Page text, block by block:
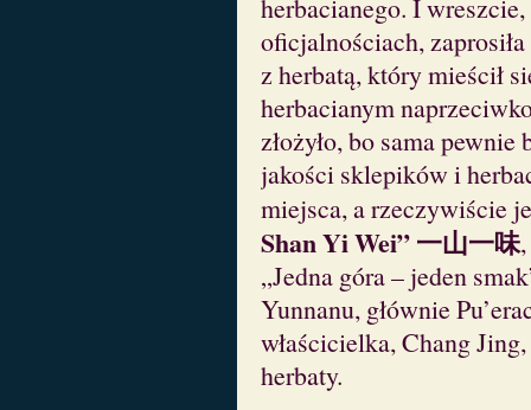
herbacianego. I
oficjalnościach,
z herbatą, który mieścił
herbacianym
złożyło, bo sama pewnie
jakości sklepików i
miejsca, a rzeczywiście
Shan Yi Wei” 一山一味
„Jedna góra – jeden
Yunnanu, głównie
właścicielka, Chang
herbaty.